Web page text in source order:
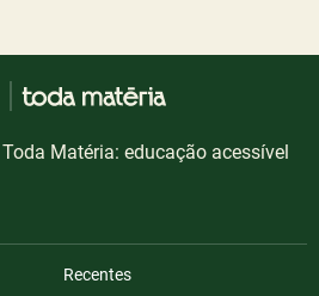
Toda Matéria: educação acessível
Recentes